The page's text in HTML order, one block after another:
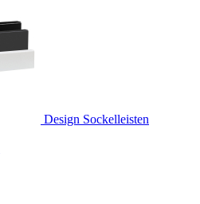
Design Sockelleisten